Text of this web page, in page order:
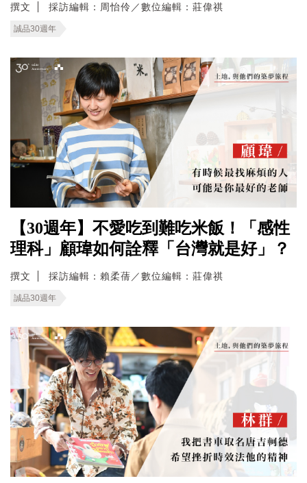
撰文 採訪編輯：周怡伶／數位編輯：莊偉祺
誠品30週年
【30週年】不愛吃到難吃米飯！「感性
理科」顧瑋如何詮釋「台灣就是好」？
撰文 採訪編輯：賴柔蒨／數位編輯：莊偉祺
誠品30週年